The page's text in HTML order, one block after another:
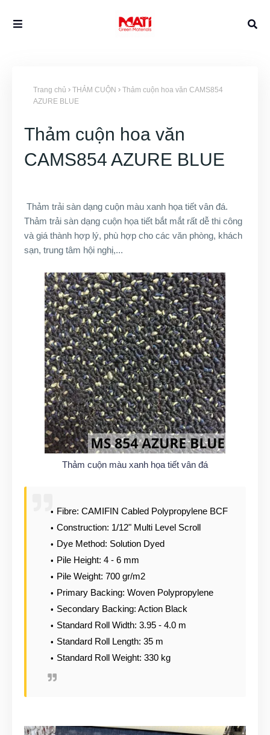
Trang chủ THẢM CUỘN
Thảm cuộn hoa văn CAMS854
AZURE BLUE
Thảm cuộn hoa văn
CAMS854 AZURE BLUE
Thảm trải sàn dạng cuộn màu xanh họa tiết vân đá.
Thảm trải sàn dạng cuộn họa tiết bắt mắt rất dễ thi công
và giá thành hợp lý, phù hợp cho các văn phòng, khách
sạn, trung tâm hội nghị,...
Thảm cuộn màu xanh họa tiết vân đá
Fibre: CAMIFIN Cabled Polypropylene BCF
Construction: 1/12" Multi Level Scroll
Dye Method: Solution Dyed
Pile Height: 4 - 6 mm
Pile Weight: 700 gr/m2
Primary Backing: Woven Polypropylene
Secondary Backing: Action Black
Standard Roll Width: 3.95 - 4.0 m
Standard Roll Length: 35 m
Standard Roll Weight: 330 kg